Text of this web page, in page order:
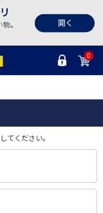
0
てください。